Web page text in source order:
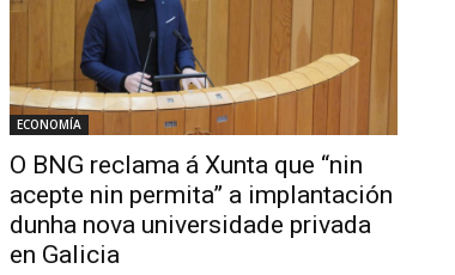
ECONOMÍA
O BNG reclama á Xunta que “nin
acepte nin permita” a implantación
dunha nova universidade privada
en Galicia